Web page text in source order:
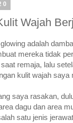
Wajah
adalah
mereka tidak
remaja, lalu
kulit wajah
saya rasakan,
dagu dan area
satu jenis